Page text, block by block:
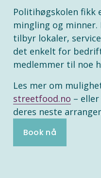
Politihøgskolen fikk
mingling og minner.
tilbyr lokaler,
det enkelt for
medlemmer til noe
Les mer om
streetfood.no –
deres neste
Book nå